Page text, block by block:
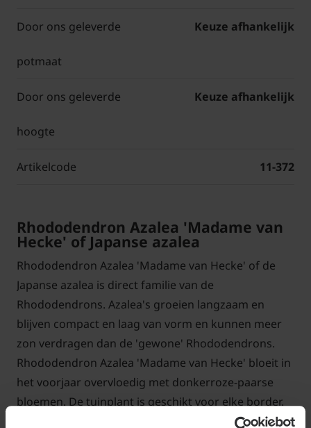
Door ons geleverde
potmaat
Keuze afhankelijk
Door ons geleverde
hoogte
Keuze afhankelijk
Artikelcode 11-372
Rhododendron Azalea 'Madame van
Hecke' of Japanse azalea
Rhododendron Azalea 'Madame van Hecke' of de
Japanse azalea is direct familie van de
Rhododendrons. Azalea's groeien langzaam en
blijven compact en laag van vorm en kunnen meer
zon verdragen dan de 'gewone' Rhododendrons.
Rhododendron Azalea 'Madame van Hecke' bloeit in
het voorjaar overvloedig met donkerroze-paarse
bloemen. De tuinplant is geschikt voor elke border.